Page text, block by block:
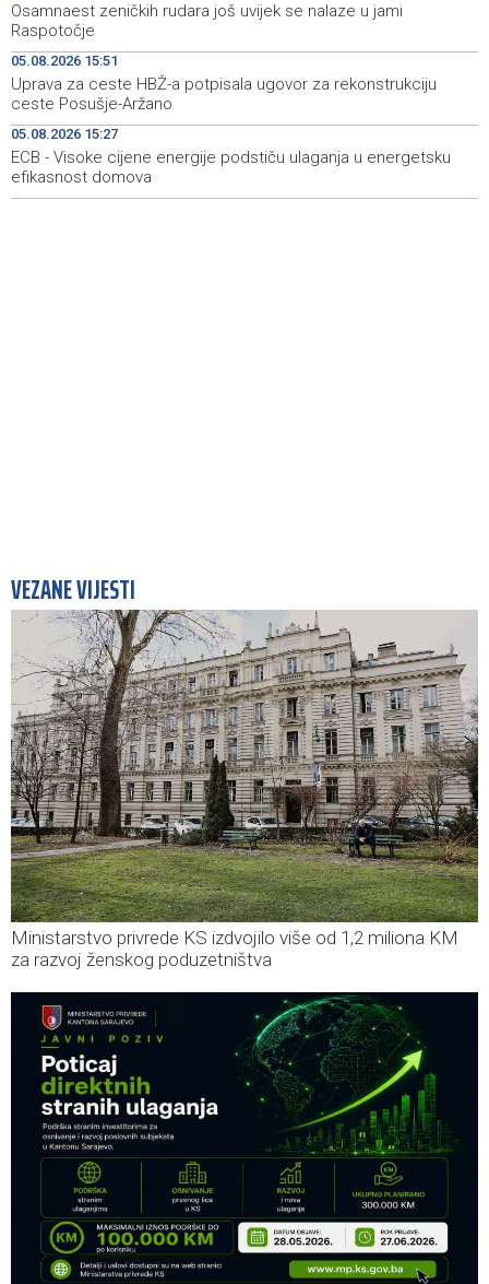
19:12
Conference on representation of constituent peoples
and Others in BiH institutions on August 7
19:12
'Šetnica kulture' nastavljena modnom revijom i
predstavljanjem kozmetike
19:05
Prosecutor's Office indicts former Court of BiH
employee for alleged embezzlement
Osamnaest zeničkih rudara još uvijek se nalaze u jami
Raspotočje
05.08.2026 15:51
Uprava za ceste HBŽ-a potpisala ugovor za rekonstrukciju
ceste Posušje-Aržano
05.08.2026 15:27
ECB - Visoke cijene energije podstiču ulaganja u energetsku
efikasnost domova
VEZANE VIJESTI
Ministarstvo privrede KS izdvojilo više od 1,2 miliona KM
za razvoj ženskog poduzetništva